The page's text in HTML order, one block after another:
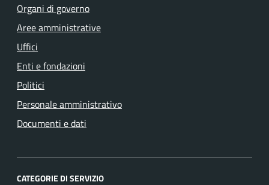
Organi di governo
Aree amministrative
Uffici
Enti e fondazioni
Politici
Personale amministrativo
Documenti e dati
CATEGORIE DI SERVIZIO